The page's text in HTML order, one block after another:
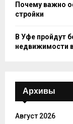
Почему важно
стройки
В Уфе пройдут
недвижимости
Архивы
Август 2026